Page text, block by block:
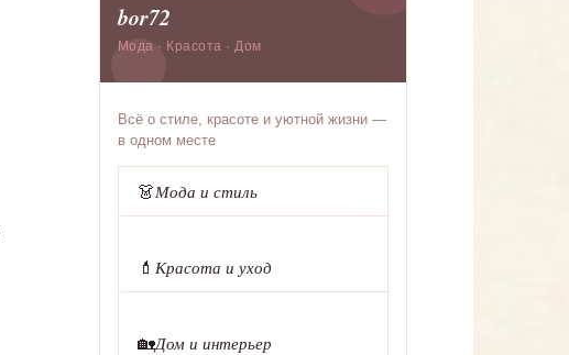
bor72
Мода · Красота · Дом
Всё о стиле, красоте и уютной жизни —
в одном месте
👗Мода и стиль
💄 Красота и уход
🏡Дом и интерьер